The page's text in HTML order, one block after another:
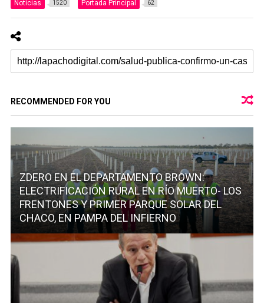
Noticias 1520 Portada Principal 62
RECOMMENDED FOR YOU
ZDERO EN EL DEPARTAMENTO BROWN:
ELECTRIFICACIÓN RURAL EN RÍO MUERTO- LOS
FRENTONES Y PRIMER PARQUE SOLAR DEL
CHACO, EN PAMPA DEL INFIERNO